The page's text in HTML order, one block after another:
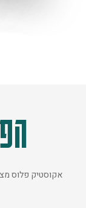
אקוסטיק פלוס